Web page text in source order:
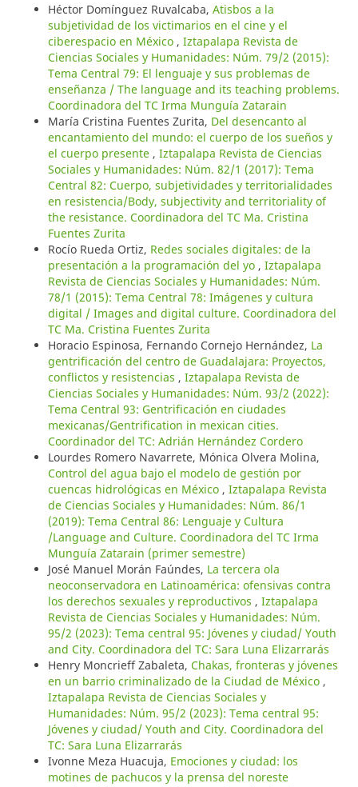
Héctor Domínguez Ruvalcaba, Atisbos a la
subjetividad de los victimarios en el cine y el
ciberespacio en México , Iztapalapa Revista de
Ciencias Sociales y Humanidades: Núm. 79/2 (2015):
Tema Central 79: El lenguaje y sus problemas de
enseñanza / The language and its teaching problems.
Coordinadora del TC Irma Munguía Zatarain
María Cristina Fuentes Zurita, Del desencanto al
encantamiento del mundo: el cuerpo de los sueños y
el cuerpo presente , Iztapalapa Revista de Ciencias
Sociales y Humanidades: Núm. 82/1 (2017): Tema
Central 82: Cuerpo, subjetividades y territorialidades
en resistencia/Body, subjectivity and territoriality of
the resistance. Coordinadora del TC Ma. Cristina
Fuentes Zurita
Rocío Rueda Ortiz, Redes sociales digitales: de la
presentación a la programación del yo , Iztapalapa
Revista de Ciencias Sociales y Humanidades: Núm.
78/1 (2015): Tema Central 78: Imágenes y cultura
digital / Images and digital culture. Coordinadora del
TC Ma. Cristina Fuentes Zurita
Horacio Espinosa, Fernando Cornejo Hernández, La
gentrificación del centro de Guadalajara: Proyectos,
conflictos y resistencias , Iztapalapa Revista de
Ciencias Sociales y Humanidades: Núm. 93/2 (2022):
Tema Central 93: Gentrificación en ciudades
mexicanas/Gentrification in mexican cities.
Coordinador del TC: Adrián Hernández Cordero
Lourdes Romero Navarrete, Mónica Olvera Molina,
Control del agua bajo el modelo de gestión por
cuencas hidrológicas en México , Iztapalapa Revista
de Ciencias Sociales y Humanidades: Núm. 86/1
(2019): Tema Central 86: Lenguaje y Cultura
/Language and Culture. Coordinadora del TC Irma
Munguía Zatarain (primer semestre)
José Manuel Morán Faúndes, La tercera ola
neoconservadora en Latinoamérica: ofensivas contra
los derechos sexuales y reproductivos , Iztapalapa
Revista de Ciencias Sociales y Humanidades: Núm.
95/2 (2023): Tema central 95: Jóvenes y ciudad/ Youth
and City. Coordinadora del TC: Sara Luna Elizarrarás
Henry Moncrieff Zabaleta, Chakas, fronteras y jóvenes
en un barrio criminalizado de la Ciudad de México ,
Iztapalapa Revista de Ciencias Sociales y
Humanidades: Núm. 95/2 (2023): Tema central 95:
Jóvenes y ciudad/ Youth and City. Coordinadora del
TC: Sara Luna Elizarrarás
Ivonne Meza Huacuja, Emociones y ciudad: los
motines de pachucos y la prensa del noreste